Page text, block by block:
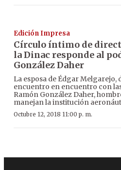
Edición Impresa
Círculo íntimo de
la Dinac responde al
González Daher
La esposa de Édgar Melgarejo,
encuentro en encuentro con
Ramón González Daher,
manejan la institución
Octubre 12, 2018 11:00 p. m.